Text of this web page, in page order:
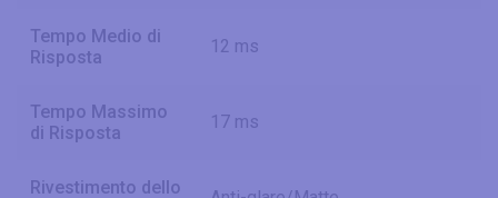
Tempo Medio di
Risposta
12 ms
Tempo Massimo
di Risposta
17 ms
Rivestimento dello